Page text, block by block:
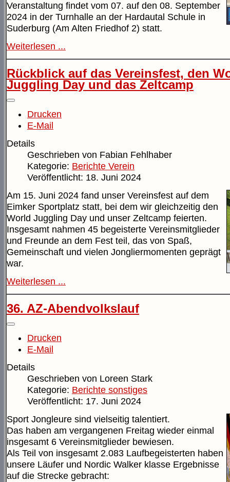
Veranstaltung findet vom 07. auf den 08. September
2024 in der Turnhalle an der Hardautal Schule in
Suderburg (Am Alten Friedhof 2) statt.
Weiterlesen ...
Rückblick auf das Vereinsfest, den
Juggling Day und das Zeltcamp
Drucken
E-Mail
Details
Geschrieben von Fabian Fehlhaber
Kategorie: Berichte Verein
Veröffentlicht: 18. Juni 2024
Am 15. Juni 2024 fand unser Vereinsfest auf dem
Eimker Sportplatz statt, bei dem wir gleichzeitig den
World Juggling Day und unser Zeltcamp feierten.
Insgesamt nahmen 45 begeisterte Vereinsmitglieder
und Freunde an dem Fest teil, das von Spaß,
Gemeinschaft und vielen Jongliermomenten geprägt
war.
Weiterlesen ...
36. AZ-Abendvolkslauf
Drucken
E-Mail
Details
Geschrieben von Loreen Stark
Kategorie: Berichte sonstiges
Veröffentlicht: 17. Juni 2024
Sport Jongleure sind vielseitig talentiert.
Das haben am vergangenen Freitag wieder einmal
insgesamt 6 Vereinsmitglieder bewiesen.
Als Teil von insgesamt 2.083 Laufbegeisterten haben
unsere Läufer und Nordic Walker klasse Ergebnisse
auf die Strecke gebracht: